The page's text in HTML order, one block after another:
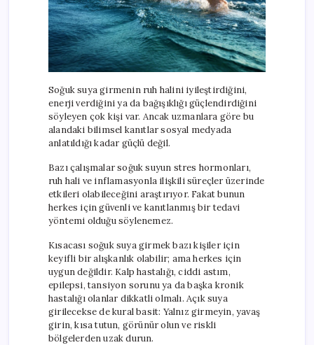
Soğuk suya girmenin ruh halini iyileştirdiğini,
enerji verdiğini ya da bağışıklığı güçlendirdiğini
söyleyen çok kişi var. Ancak uzmanlara göre bu
alandaki bilimsel kanıtlar sosyal medyada
anlatıldığı kadar güçlü değil.
Bazı çalışmalar soğuk suyun stres hormonları,
ruh hali ve inflamasyonla ilişkili süreçler üzerinde
etkileri olabileceğini araştırıyor. Fakat bunun
herkes için güvenli ve kanıtlanmış bir tedavi
yöntemi olduğu söylenemez.
Kısacası soğuk suya girmek bazı kişiler için
keyifli bir alışkanlık olabilir; ama herkes için
uygun değildir. Kalp hastalığı, ciddi astım,
epilepsi, tansiyon sorunu ya da başka kronik
hastalığı olanlar dikkatli olmalı. Açık suya
girilecekse de kural basit: Yalnız girmeyin, yavaş
girin, kısa tutun, görünür olun ve riskli
bölgelerden uzak durun.